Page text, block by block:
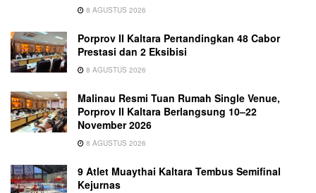
8 AGUSTUS 2026
Porprov II Kaltara Pertandingkan 48 Cabor
Prestasi dan 2 Eksibisi
8 AGUSTUS 2026
Malinau Resmi Tuan Rumah Single Venue,
Porprov II Kaltara Berlangsung 10–22
November 2026
8 AGUSTUS 2026
9 Atlet Muaythai Kaltara Tembus Semifinal
Kejurnas